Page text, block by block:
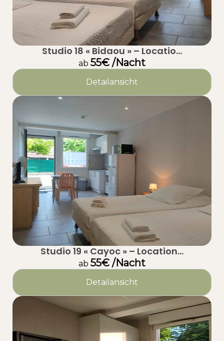
Studio 18 « Bidaou » – Locatio...
ab 55€ /Nacht
Detailansicht
Studio 19 « Cayoc » – Location...
ab 55€ /Nacht
Detailansicht